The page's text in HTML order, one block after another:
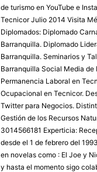
de turismo en YouTube e
Tecnicor Julio 2014 Visita
Diplomados: Diplomado
Barranquilla. Diplomado
Barranquilla. Seminarios y
Barranquilla Social Media
Permanencia Laboral en
Ocupacional en Tecnicor.
Twitter para Negocios.
Gestión de los Recursos
3014566181 Experticia:
desde el 1 de febrero del
en novelas como : El Joe y
y hasta el momento sigo